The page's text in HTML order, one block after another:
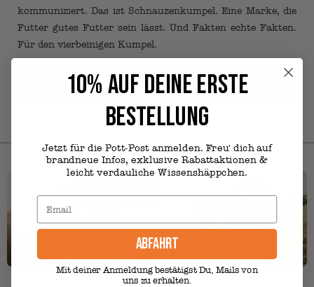
kommuniziert. Das ist Schnauzenkumpel. Eine Marke, die
Futter gutes Futter sein lässt. Und Fakten echte Fakten.
Für den vierbeinigen Kumpel.
Zum Futter
10% AUF DEINE ERSTE
BESTELLUNG
Jetzt für die Pott-Post anmelden. Freu' dich auf
brandneue Infos, exklusive Rabattaktionen &
leicht verdauliche Wissenshäppchen.
ABFAHRT
Mit deiner Anmeldung bestätigst Du, Mails von
uns zu erhalten.